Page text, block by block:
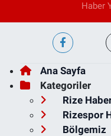
Haber
Ana Sayfa
Kategoriler
Rize
Rizespor
Bölgemiz